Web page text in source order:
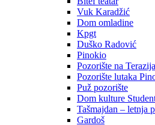
Vuk Karadžić
Dom omladine
Kpgt
Duško Radović
Pinokio
Pozorište na
Pozorište lutaka
Puž pozorište
Dom kulture
Tašmajdan – letnja
Gardoš